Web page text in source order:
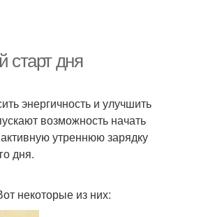
старт дня
энергичность и улучшить
возможность начать
утреннюю зарядку
дня.
некоторые из них: